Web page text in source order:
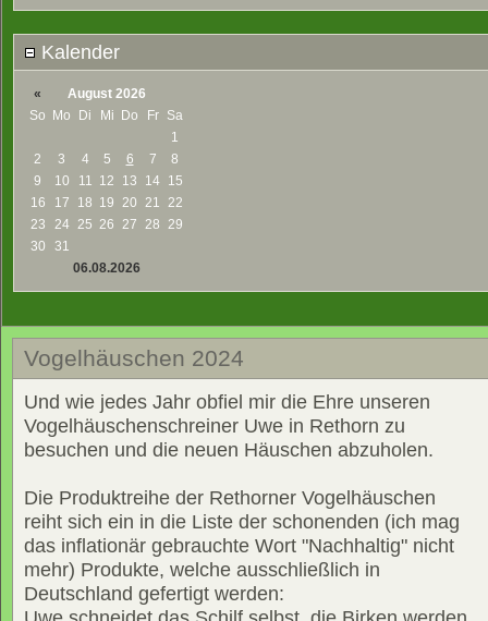
Kalender
«
August 2026
So Mo Di Mi Do Fr
Sa
1
2
3 4 5 6 7
8
9
10 11 12 13 14 15
16
17 18 19 20 21 22
23
24 25 26 27 28 29
30
31
06.08.2026
Vogelhäuschen 2024
Und wie jedes Jahr obfiel mir die Ehre unseren
Vogelhäuschenschreiner Uwe in Rethorn zu
besuchen und die neuen Häuschen abzuholen.
Die Produktreihe der Rethorner Vogelhäuschen
reiht sich ein in die Liste der schonenden (ich mag
das inflationär gebrauchte Wort "Nachhaltig" nicht
mehr) Produkte, welche ausschließlich in
Deutschland gefertigt werden: